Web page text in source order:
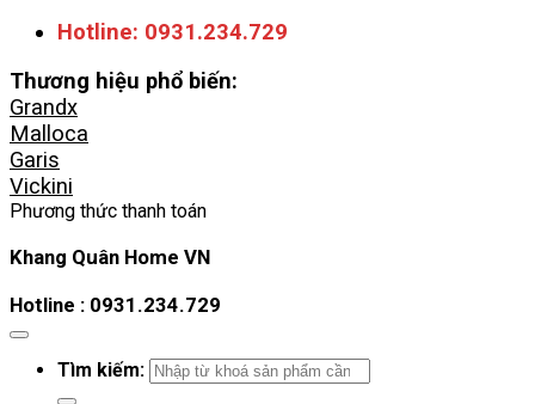
Hotline: 0931.234.729
Thương hiệu phổ biến:
Grandx
Malloca
Garis
Vickini
Phương thức thanh toán
Khang Quân Home VN
Hotline : 0931.234.729
Tìm kiếm: